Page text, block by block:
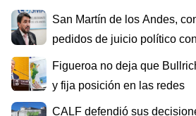
San Martín de los Andes,
pedidos de juicio político
Figueroa no deja que
y fija posición en las redes
CALF defendió sus